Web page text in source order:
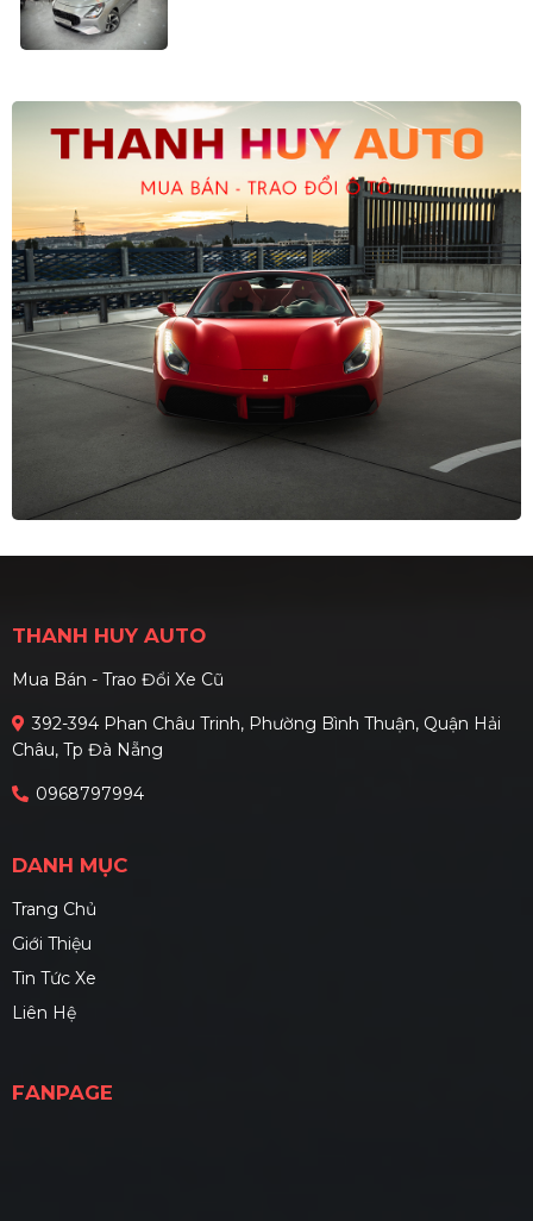
THANH HUY AUTO
Mua Bán - Trao Đổi Xe Cũ
392-394 Phan Châu Trinh, Phường Bình Thuận, Quận Hải
Châu, Tp Đà Nẵng
0968797994
DANH MỤC
Trang Chủ
Giới Thiệu
Tin Tức Xe
Liên Hệ
FANPAGE